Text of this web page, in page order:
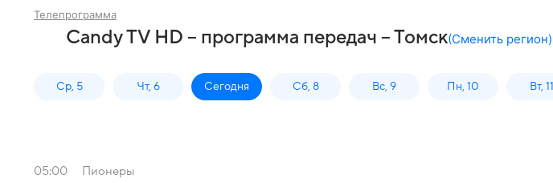
Телепрограмма
Candy TV HD – программа передач – Томск(Сменить регион)
Ср, 5 Чт, 6 Сегодня Сб, 8 Вс, 9 Пн, 10 Вт, 11
05:00
Пионеры